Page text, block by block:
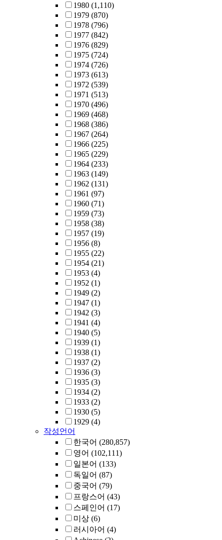
1980 (1,110)
1979 (870)
1978 (796)
1977 (842)
1976 (829)
1975 (724)
1974 (726)
1973 (613)
1972 (539)
1971 (513)
1970 (496)
1969 (468)
1968 (386)
1967 (264)
1966 (225)
1965 (229)
1964 (233)
1963 (149)
1962 (131)
1961 (97)
1960 (71)
1959 (73)
1958 (38)
1957 (19)
1956 (8)
1955 (22)
1954 (21)
1953 (4)
1952 (1)
1949 (2)
1947 (1)
1942 (3)
1941 (4)
1940 (5)
1939 (1)
1938 (1)
1937 (2)
1936 (3)
1935 (3)
1934 (2)
1933 (2)
1930 (5)
1929 (4)
작성언어
한국어 (280,857)
영어 (102,111)
일본어 (133)
독일어 (87)
중국어 (79)
프랑스어 (43)
스페인어 (17)
미상 (6)
러시아어 (4)